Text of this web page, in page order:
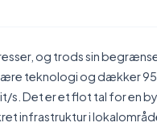
og trods sin
teknologi og dækker
s. Det er et flot tal for en
infrastruktur i